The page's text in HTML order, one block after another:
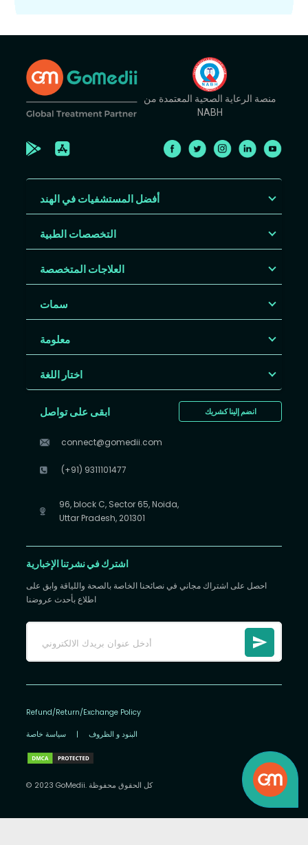
منصة الرعاية الصحية المعتمدة من
NABH
أفضل المستشفيات في الهند
التخصصات الطبية
العلاجات المتخصصة
سمات
معلومة
اختار اللغة
انضم إلينا كشريك ابقى على تواصل
connect@gomedii.com
(+91) 9311101477
96, block C, Sector 65, Noida,
Uttar Pradesh, 201301
اشترك في نشرتنا الإخبارية
احصل على اشتراك مجاني في نصائحنا الخاصة بالصحة واللياقة وابق على
اطلاع بأحدث عروضنا
Refund/Return/Exchange Policy
سياسة خاصة | البنود و الظروف
© 2023 GoMedii. كل الحقوق محفوظة